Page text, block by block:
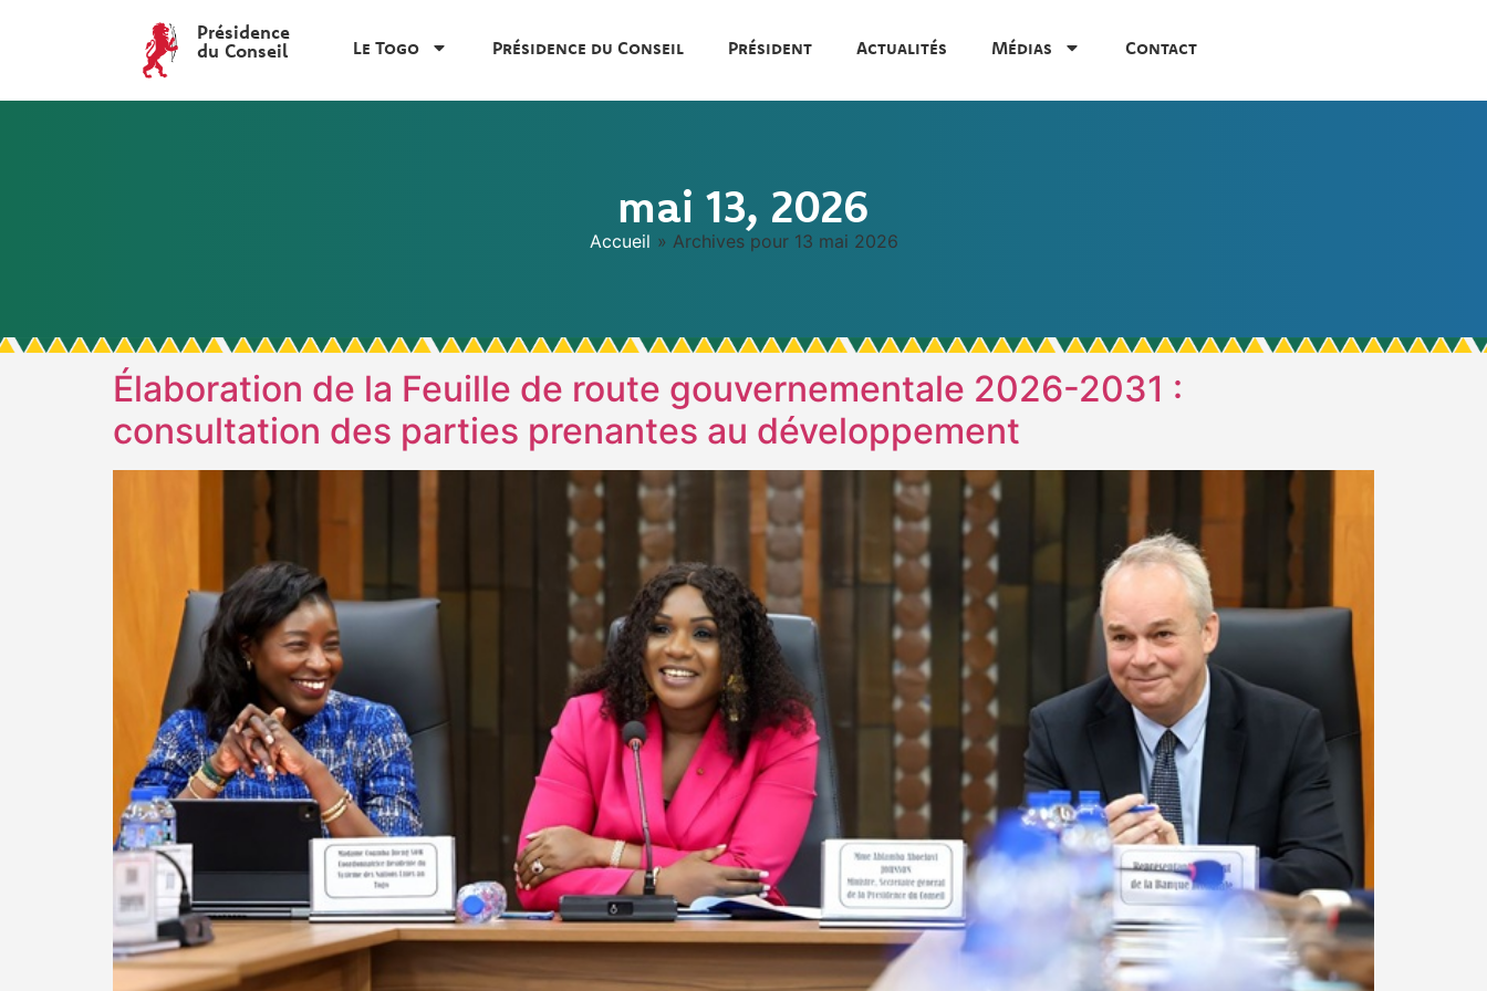
Présidence
du Conseil
Le Togo Présidence du Conseil Président Actualités Médias Contact
mai 13, 2026
Accueil » Archives pour 13 mai 2026
Élaboration de la Feuille de route gouvernementale 2026-2031 :
consultation des parties prenantes au développement